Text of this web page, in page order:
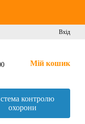
Вхід
Мій кошик
контролю
охорони